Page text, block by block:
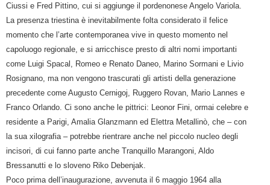
Ciussi e Fred Pittino, cui si aggiunge il pordenonese Angelo Variola.
La presenza triestina è inevitabilmente folta considerato il felice
momento che l’arte contemporanea vive in questo momento nel
capoluogo regionale, e si arricchisce presto di altri nomi importanti
come Luigi Spacal, Romeo e Renato Daneo, Marino Sormani e Livio
Rosignano, ma non vengono trascurati gli artisti della generazione
precedente come Augusto Cernigoj, Ruggero Rovan, Mario Lannes e
Franco Orlando. Ci sono anche le pittrici: Leonor Fini, ormai celebre e
residente a Parigi, Amalia Glanzmann ed Elettra Metallinò, che – con
la sua xilografia – potrebbe rientrare anche nel piccolo nucleo degli
incisori, di cui fanno parte anche Tranquillo Marangoni, Aldo
Bressanutti e lo sloveno Riko Debenjak.
Poco prima dell’inaugurazione, avvenuta il 6 maggio 1964 alla